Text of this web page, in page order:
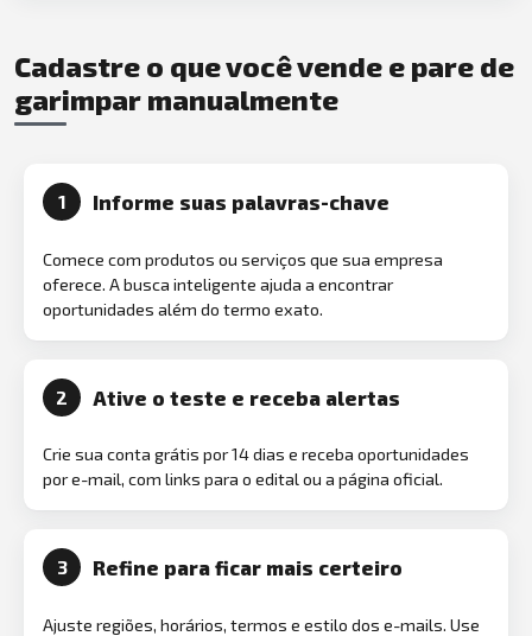
Cadastre o que você vende e pare de
garimpar manualmente
1 Informe suas palavras-chave
Comece com produtos ou serviços que sua empresa
oferece. A busca inteligente ajuda a encontrar
oportunidades além do termo exato.
2 Ative o teste e receba alertas
Crie sua conta grátis por 14 dias e receba oportunidades
por e-mail, com links para o edital ou a página oficial.
3 Refine para ficar mais certeiro
Ajuste regiões, horários, termos e estilo dos e-mails. Use